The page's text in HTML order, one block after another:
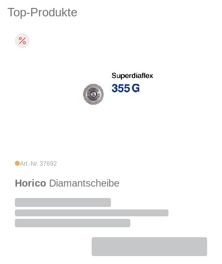
Top-Produkte
Art.-Nr. 37692
Horico Diamantscheibe